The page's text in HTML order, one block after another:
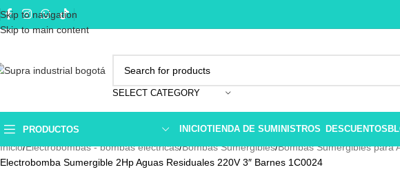
Skip to navigation
Skip to main content
SELECT CATEGORY
PRODUCTOS INICIOTIENDA DE SUMINISTROS DESCUENTOS
Inicio Electrobombas - bombas eléctricas Bombas Sumergibles Bombas Sumergibles para
Electrobomba Sumergible 2Hp Aguas Residuales 220V 3″ Barnes 1C0024